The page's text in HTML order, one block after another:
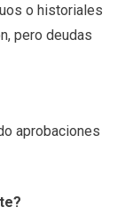
o historiales
pero deudas
aprobaciones